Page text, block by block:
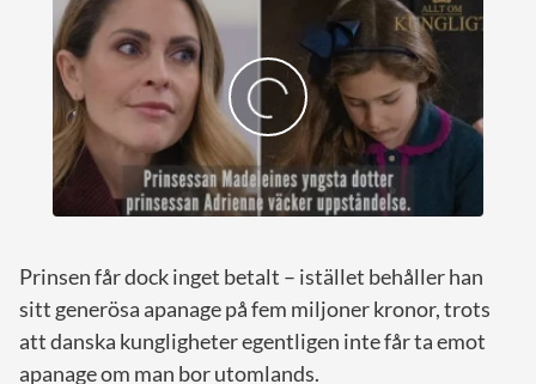
Prinsen får dock inget betalt – istället behåller han
sitt generösa apanage på fem miljoner kronor, trots
att danska kungligheter egentligen inte får ta emot
apanage om man bor utomlands.